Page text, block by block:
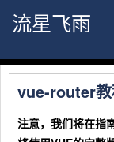
流星飞雨
vue-router教
注意，我们将在指